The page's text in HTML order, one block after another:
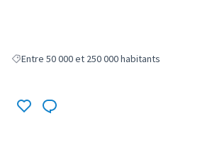
Filter results for: Entre 50 000 et 250 000 habitants
Entre 50 000 et 250 000 habitants